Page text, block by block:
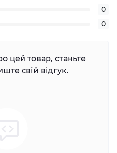
0
0
цей товар, станьте
свій відгук.